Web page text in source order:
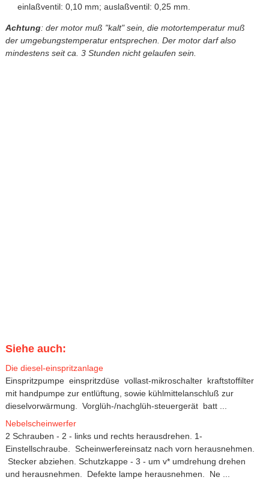
einlaßventil: 0,10 mm; auslaßventil: 0,25 mm.
Achtung: der motor muß "kalt" sein, die motortemperatur muß
der umgebungstemperatur entsprechen. Der motor darf also
mindestens seit ca. 3 Stunden nicht gelaufen sein.
Siehe auch:
Die diesel-einspritzanlage
Einspritzpumpe einspritzdüse vollast-mikroschalter kraftstoffilter
mit handpumpe zur entlüftung, sowie kühlmittelanschluß zur
dieselvorwärmung. Vorglüh-/nachglüh-steuergerät batt ...
Nebelscheinwerfer
2 Schrauben - 2 - links und rechts herausdrehen. 1-
Einstellschraube. Scheinwerfereinsatz nach vorn herausnehmen.
Stecker abziehen. Schutzkappe - 3 - um v* umdrehung drehen
und herausnehmen. Defekte lampe herausnehmen. Ne ...